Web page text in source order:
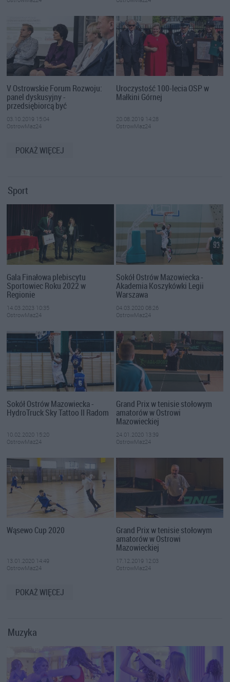
V Ostrowskie Forum Rozwoju:
panel dyskusyjny -
przedsiębiorcą być
03.10.2019 15:04
OstrowMaz24
Uroczystość 100-lecia OSP w
Małkini Górnej
20.08.2019 14:28
OstrowMaz24
POKAŻ WIĘCEJ
Sport
Gala Finałowa plebiscytu
Sportowiec Roku 2022 w
Regionie
14.03.2023 10:35
OstrowMaz24
Sokół Ostrów Mazowiecka -
Akademia Koszykówki Legii
Warszawa
04.03.2020 08:26
OstrowMaz24
Sokół Ostrów Mazowiecka -
HydroTruck Sky Tattoo II Radom
10.02.2020 15:20
OstrowMaz24
Grand Prix w tenisie stołowym
amatorów w Ostrowi
Mazowieckiej
24.01.2020 13:39
OstrowMaz24
Wąsewo Cup 2020
13.01.2020 14:49
OstrowMaz24
Grand Prix w tenisie stołowym
amatorów w Ostrowi
Mazowieckiej
17.12.2019 12:03
OstrowMaz24
POKAŻ WIĘCEJ
Muzyka